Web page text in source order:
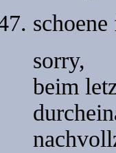
schoene
sorry,
beim